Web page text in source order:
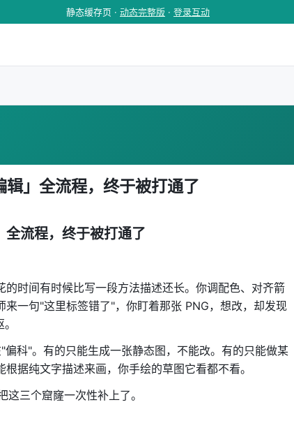
静态缓存页 · 动态完整版 · 登录互动
」全流程，终于被打通了
流程，终于被打通了
时间有时候比写一段方法描述还长。你调配色、对齐箭
一句"这里标签错了"，你盯着那张 PNG，想改，却发现
科"。有的只能生成一张静态图，不能改。有的只能做某
据纯文字描述来画，你手绘的草图它看都不看。
三个窟窿一次性补上了。